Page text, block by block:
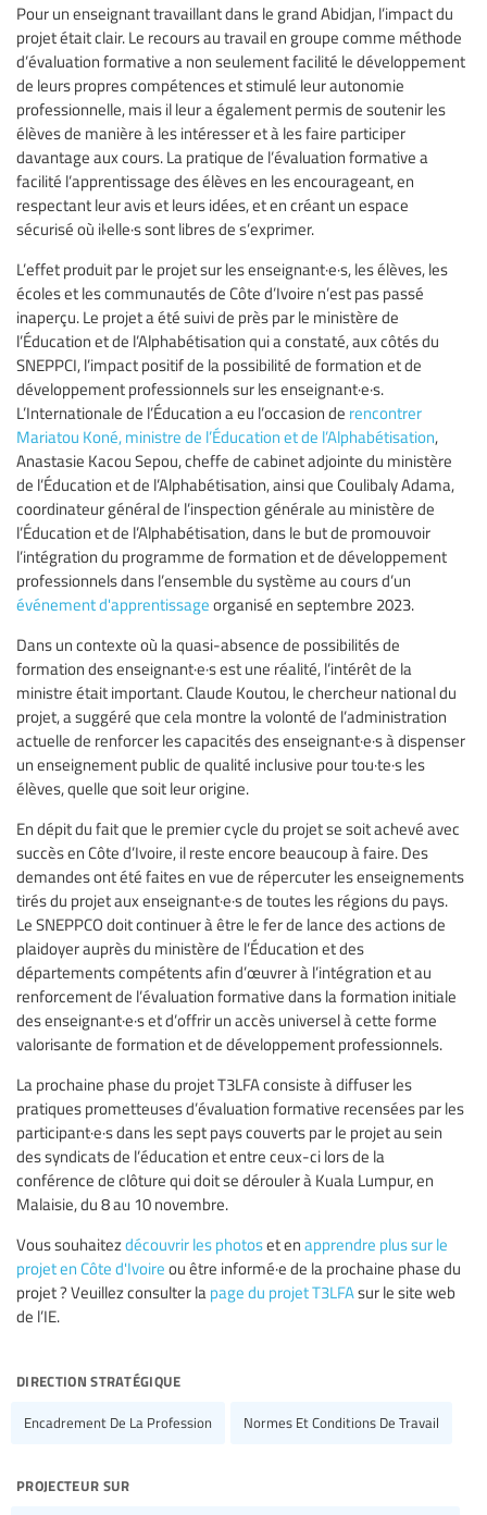
Pour un enseignant travaillant dans le grand Abidjan, l’impact du
projet était clair. Le recours au travail en groupe comme méthode
d’évaluation formative a non seulement facilité le développement
de leurs propres compétences et stimulé leur autonomie
professionnelle, mais il leur a également permis de soutenir les
élèves de manière à les intéresser et à les faire participer
davantage aux cours. La pratique de l’évaluation formative a
facilité l’apprentissage des élèves en les encourageant, en
respectant leur avis et leurs idées, et en créant un espace
sécurisé où il·elle·s sont libres de s’exprimer.
L’effet produit par le projet sur les enseignant·e·s, les élèves, les
écoles et les communautés de Côte d’Ivoire n’est pas passé
inaperçu. Le projet a été suivi de près par le ministère de
l’Éducation et de l’Alphabétisation qui a constaté, aux côtés du
SNEPPCI, l’impact positif de la possibilité de formation et de
développement professionnels sur les enseignant·e·s.
L’Internationale de l’Éducation a eu l’occasion de rencontrer
Mariatou Koné, ministre de l’Éducation et de l’Alphabétisation,
Anastasie Kacou Sepou, cheffe de cabinet adjointe du ministère
de l’Éducation et de l’Alphabétisation, ainsi que Coulibaly Adama,
coordinateur général de l’inspection générale au ministère de
l’Éducation et de l’Alphabétisation, dans le but de promouvoir
l’intégration du programme de formation et de développement
professionnels dans l’ensemble du système au cours d’un
événement d'apprentissage organisé en septembre 2023.
Dans un contexte où la quasi-absence de possibilités de
formation des enseignant·e·s est une réalité, l’intérêt de la
ministre était important. Claude Koutou, le chercheur national du
projet, a suggéré que cela montre la volonté de l’administration
actuelle de renforcer les capacités des enseignant·e·s à dispenser
un enseignement public de qualité inclusive pour tou·te·s les
élèves, quelle que soit leur origine.
En dépit du fait que le premier cycle du projet se soit achevé avec
succès en Côte d’Ivoire, il reste encore beaucoup à faire. Des
demandes ont été faites en vue de répercuter les enseignements
tirés du projet aux enseignant·e·s de toutes les régions du pays.
Le SNEPPCO doit continuer à être le fer de lance des actions de
plaidoyer auprès du ministère de l’Éducation et des
départements compétents afin d’œuvrer à l’intégration et au
renforcement de l’évaluation formative dans la formation initiale
des enseignant·e·s et d’offrir un accès universel à cette forme
valorisante de formation et de développement professionnels.
La prochaine phase du projet T3LFA consiste à diffuser les
pratiques prometteuses d’évaluation formative recensées par les
participant·e·s dans les sept pays couverts par le projet au sein
des syndicats de l’éducation et entre ceux-ci lors de la
conférence de clôture qui doit se dérouler à Kuala Lumpur, en
Malaisie, du 8 au 10 novembre.
Vous souhaitezdécouvrir les photoset en apprendre plus sur le
projet en Côte d'Ivoire ou être informé·e de la prochaine phase du
projet ? Veuillez consulter la page du projet T3LFAsur le site web
de l’IE.
direction stratégique
Encadrement De La Profession Normes Et Conditions De Travail
projecteur sur